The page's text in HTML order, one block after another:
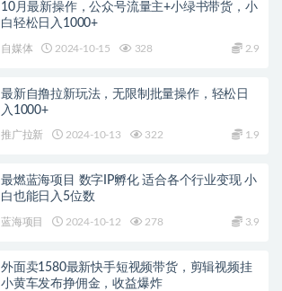
10月最新操作，公众号流量主+小绿书带货，小
白轻松日入1000+
自媒体 2024-10-15 328 2.9
最新自撸拉新玩法，无限制批量操作，轻松日
入1000+
推广拉新 2024-10-13 322 1.9
最燃蓝海项目 数字IP孵化 适合各个行业变现 小
白也能日入5位数
蓝海项目 2024-10-12 278 3.9
外面卖1580最新快手短视频带货，剪辑视频挂
小黄车发布挣佣金，收益爆炸